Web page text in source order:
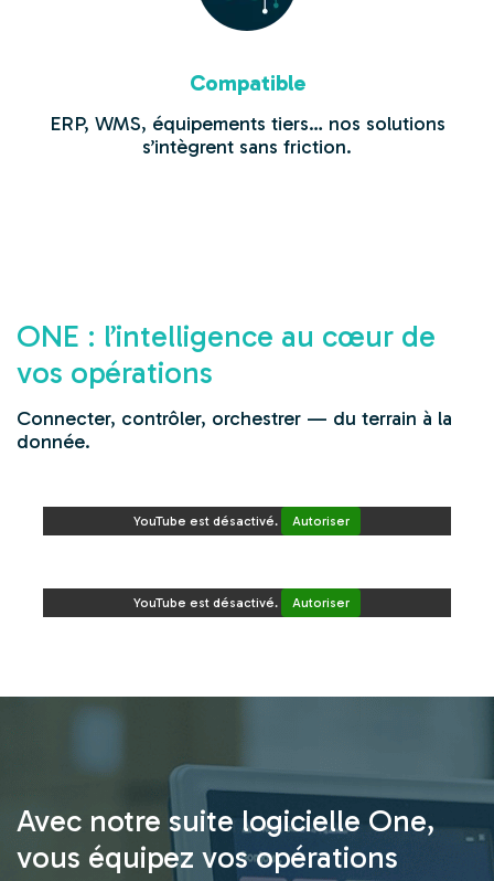
Compatible
ERP, WMS, équipements tiers… nos solutions
s’intègrent sans friction.
ONE : l’intelligence au cœur de
vos opérations
Connecter, contrôler, orchestrer — du terrain à la
donnée.
YouTube est désactivé. Autoriser
YouTube est désactivé. Autoriser
Avec notre suite logicielle One,
vous équipez vos opérations